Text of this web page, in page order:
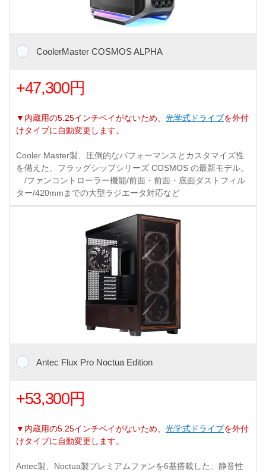
CoolerMaster COSMOS ALPHA
+47,300円
▼内蔵用の5.25インチベイがないため、 光学式ドライブを外付
けタイプに自動変更します。
Cooler Master製、圧倒的なパフォーマンスとカスタマイズ性
を備えた、フラッグシップシリーズ COSMOS の最新モデル。
/ファンコントローラー機能/前面・前面・底面ダストフィル
ター/420mmまでの大型ラジエータ対応など
Antec Flux Pro Noctua Edition
+53,300円
▼内蔵用の5.25インチベイがないため、 光学式ドライブを外付
けタイプに自動変更します。
Antec製、Noctua製プレミアムファンを6基搭載した、静音性